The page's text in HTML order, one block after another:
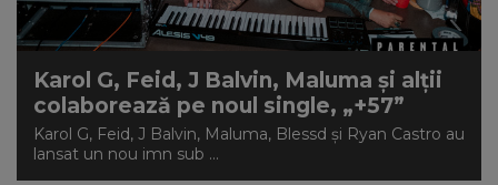
NEWS
CONTUL MEU
Karol G, Feid, J Balvin, Maluma și alții
colaborează pe noul single, „+57”
Karol G, Feid, J Balvin, Maluma, Blessd și Ryan Castro au
lansat un nou imn sub ...